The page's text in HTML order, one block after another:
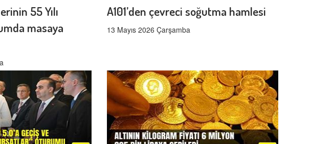
55 Yılı
masaya
A101’den çevreci soğutma hamlesi
13 Mayıs 2026 Çarşamba